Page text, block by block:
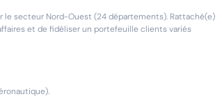
le secteur Nord-Ouest (24 départements). Rattaché(e)
et de fidéliser un portefeuille clients variés